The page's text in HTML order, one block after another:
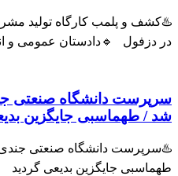
و پلمب کارگاه تولید
دزفول 🔹دادستان عمومی و
دانشگاه صنعتی
/ طهماسبی جایگزین بدیعی
دانشگاه صنعتی جندی
جایگزین بدیعی گردید